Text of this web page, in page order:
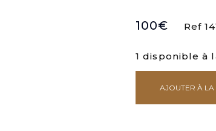
100€ Ref
1 disponible à
quantité
de
AJOUTER À